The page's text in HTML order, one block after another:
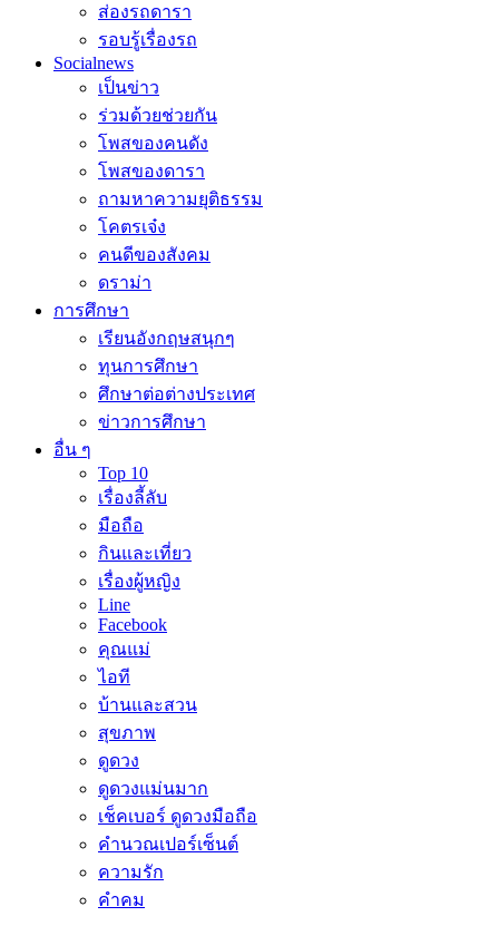
ส่องรถดารา
รอบรู้เรื่องรถ
Socialnews
เป็นข่าว
ร่วมด้วยช่วยกัน
โพสของคนดัง
โพสของดารา
ถามหาความยุติธรรม
โคตรเจ๋ง
คนดีของสังคม
ดราม่า
การศึกษา
เรียนอังกฤษสนุกๆ
ทุนการศึกษา
ศึกษาต่อต่างประเทศ
ข่าวการศึกษา
อื่น ๆ
Top 10
เรื่องลี้ลับ
มือถือ
กินและเที่ยว
เรื่องผู้หญิง
Line
Facebook
คุณแม่
ไอที
บ้านและสวน
สุขภาพ
ดูดวง
ดูดวงแม่นมาก
เช็คเบอร์ ดูดวงมือถือ
คำนวณเปอร์เซ็นต์
ความรัก
คำคม